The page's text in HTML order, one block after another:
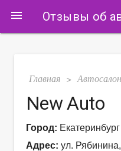
menu Отзывы об
Главная >
New Auto
Город: Екатеринбург
Адрес: ул.